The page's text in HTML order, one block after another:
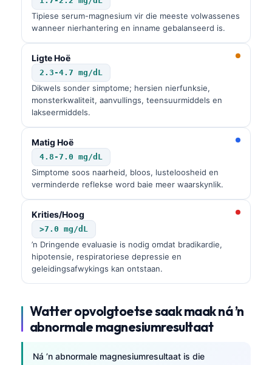
Tipiese serum-magnesium vir die meeste volwassenes
wanneer nierhantering en inname gebalanseerd is.
Ligte Hoë
2.3-4.7 mg/dL
Dikwels sonder simptome; hersien nierfunksie,
monsterkwaliteit, aanvullings, teensuurmiddels en
lakseermiddels.
Matig Hoë
4.8-7.0 mg/dL
Simptome soos naarheid, bloos, lusteloosheid en
verminderde reflekse word baie meer waarskynlik.
Krities/Hoog
>7.0 mg/dL
’n Dringende evaluasie is nodig omdat bradikardie,
hipotensie, respiratoriese depressie en
geleidingsafwykings kan ontstaan.
Watter opvolgtoetse saak maak ná ’n
abnormale magnesiumresultaat
Ná ’n abnormale magnesiumresultaat is die